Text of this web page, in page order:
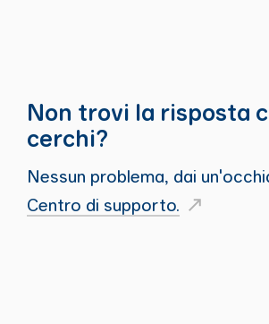
Non trovi la risposta
cerchi?
Nessun problema, dai
Centro di supporto.